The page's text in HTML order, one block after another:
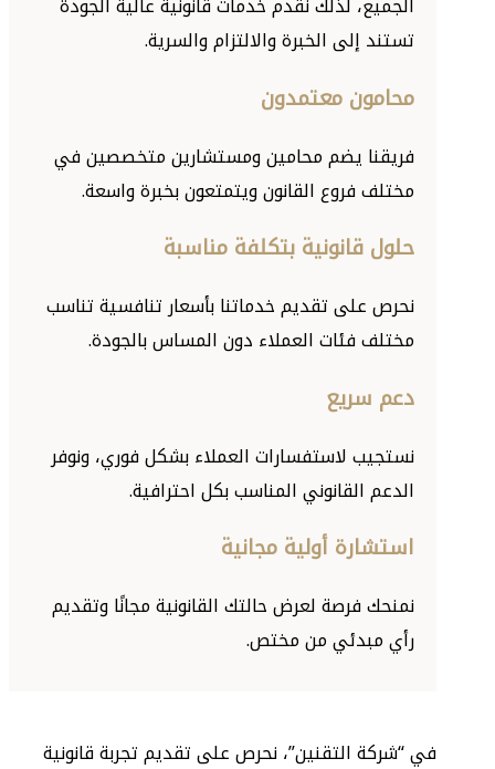
تستند إلى الخبرة والالتزام والسرية.
محامون معتمدون
فريقنا يضم محامين ومستشارين متخصصين في
مختلف فروع القانون ويتمتعون بخبرة واسعة.
حلول قانونية بتكلفة مناسبة
نحرص على تقديم خدماتنا بأسعار تنافسية تناسب
مختلف فئات العملاء دون المساس بالجودة.
دعم سريع
نستجيب لاستفسارات العملاء بشكل فوري، ونوفر
الدعم القانوني المناسب بكل احترافية.
استشارة أولية مجانية
نمنحك فرصة لعرض حالتك القانونية مجانًا وتقديم
رأي مبدئي من مختص.
في “شركة التقنين”، نحرص على تقديم تجربة قانونية